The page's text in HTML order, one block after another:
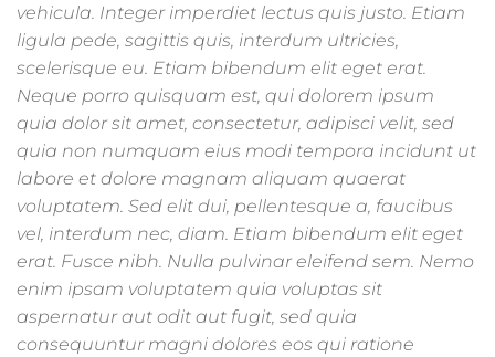
vehicula. Integer imperdiet lectus quis justo. Etiam
ligula pede, sagittis quis, interdum ultricies,
scelerisque eu. Etiam bibendum elit eget erat.
Neque porro quisquam est, qui dolorem ipsum
quia dolor sit amet, consectetur, adipisci velit, sed
quia non numquam eius modi tempora incidunt ut
labore et dolore magnam aliquam quaerat
voluptatem. Sed elit dui, pellentesque a, faucibus
vel, interdum nec, diam. Etiam bibendum elit eget
erat. Fusce nibh. Nulla pulvinar eleifend sem. Nemo
enim ipsam voluptatem quia voluptas sit
aspernatur aut odit aut fugit, sed quia
consequuntur magni dolores eos qui ratione